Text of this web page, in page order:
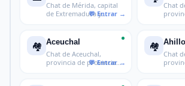
Chat de Mérida, capital
de Extremadura y
Chat
🏘️ Aceuchal
Chat de Aceuchal,
provincia de provincia
🏘️
Chat